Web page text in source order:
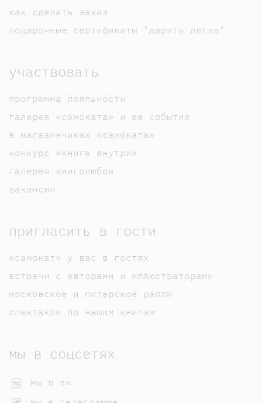
как сделать заказ
подарочные сертификаты "дарить легко"
участвовать
программа лояльности
галерея «самоката» и ее события
в магазинчиках «самоката»
конкурс «книга внутри»
галерея книголюбов
вакансии
пригласить в гости
«самокат» у вас в гостях
встречи с авторами и иллюстраторами
московское и питерское ралли
спектакли по нашим книгам
мы в соцсетях
мы в вк